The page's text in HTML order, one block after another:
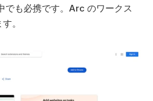
も必携です。Arc のワークス
。